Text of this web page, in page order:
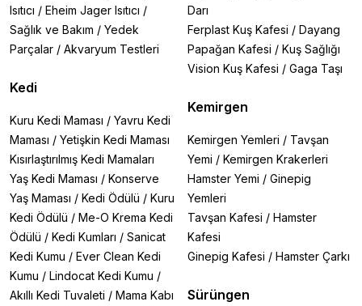
Isıtıcı / Eheim Jager Isıtıcı /
Sağlık ve Bakım / Yedek
Parçalar / Akvaryum Testleri
Kedi
Kuru Kedi Maması / Yavru Kedi
Maması / Yetişkin Kedi Maması
Kısırlaştırılmış Kedi Mamaları
Yaş Kedi Maması / Konserve
Yaş Maması / Kedi Ödülü / Kuru
Kedi Ödülü / Me-O Krema Kedi
Ödülü / Kedi Kumları / Sanicat
Kedi Kumu / Ever Clean Kedi
Kumu / Lindocat Kedi Kumu /
Akıllı Kedi Tuvaleti / Mama Kabı
Darı
Ferplast Kuş Kafesi / Dayang
Papağan Kafesi / Kuş Sağlığı
Vision Kuş Kafesi / Gaga Taşı
Kemirgen
Kemirgen Yemleri / Tavşan
Yemi / Kemirgen Krakerleri
Hamster Yemi / Ginepig
Yemleri
Tavşan Kafesi / Hamster
Kafesi
Ginepig Kafesi / Hamster Çarkı
Sürüngen